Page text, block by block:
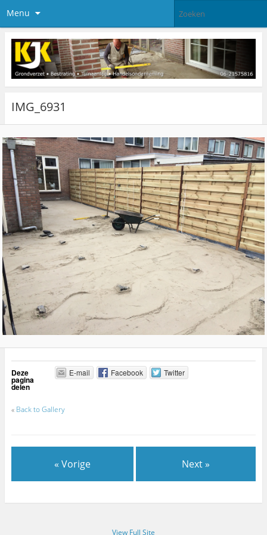
Menu
IMG_6931
Deze
pagina
delen
E-mail Facebook Twitter
« Back to Gallery
« Vorige Next »
View Full Site